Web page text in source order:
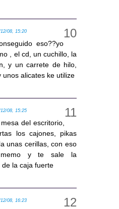
08, 15:20
eso??yo
, el cd, un cuchillo, la
y un carrete de hilo,
unos alicates ke utilize
08, 15:25
del escritorio,
los cajones, pikas
unas cerillas, con eso
y te sale la
la caja fuerte
08, 16:23